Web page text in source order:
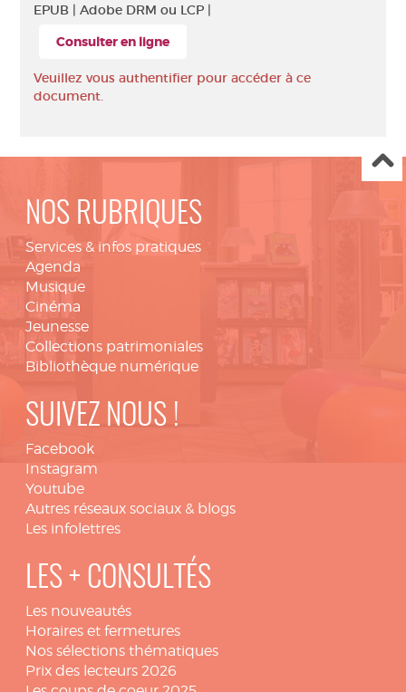
EPUB | Adobe DRM ou LCP |
Consulter en ligne
Veuillez vous authentifier pour accéder à ce
document.
NOS RUBRIQUES
Services & infos pratiques
Agenda
Musique
Cinéma
Jeunesse
Collections patrimoniales
Bibliothèque numérique
SUIVEZ NOUS !
Facebook
Instagram
Youtube
Autres réseaux sociaux & blogs
Les infolettres
LES + CONSULTÉS
Les nouveautés
Horaires et fermetures
Nos sélections thématiques
Prix des lecteurs 2026